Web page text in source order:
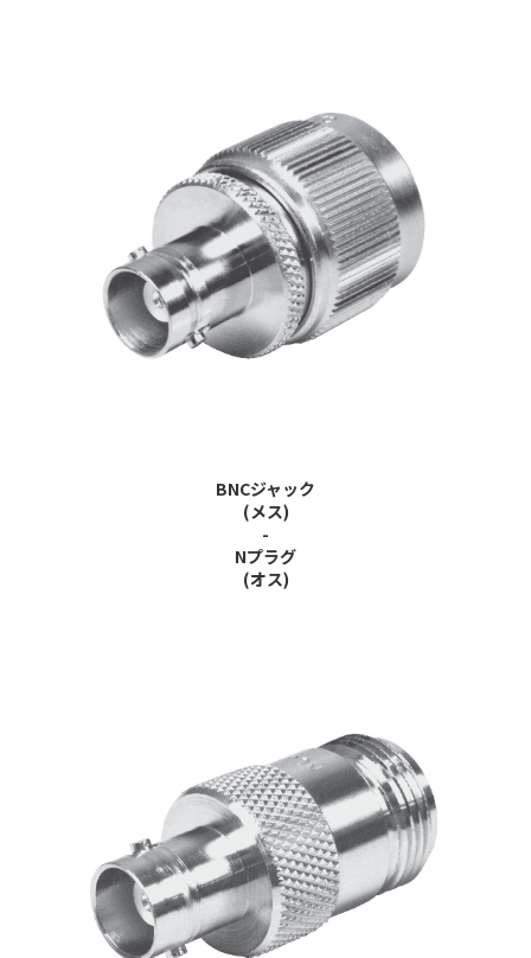
BNCジャック
(メス)
-
Nプラグ
(オス)